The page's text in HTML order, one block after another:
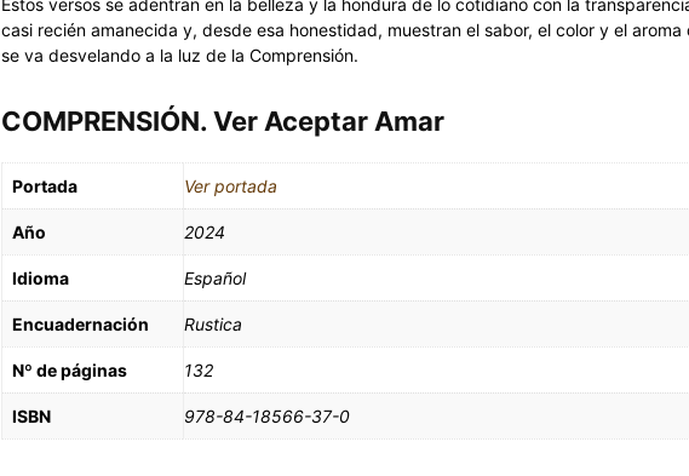
Estos versos se adentran en la belleza y la hondura de lo cotidiano con la
casi recién amanecida y, desde esa honestidad, muestran el sabor, el color y el
se va desvelando a la luz de la Comprensión.
COMPRENSIÓN. Ver Aceptar Amar
Portada Ver portada
Año 2024
Idioma Español
Encuadernación Rustica
Nº de páginas 132
ISBN 978-84-18566-37-0